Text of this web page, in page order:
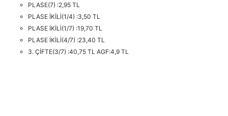
PLASE(7) :2,95 TL
PLASE İKİLİ(1/4) :3,50 TL
PLASE İKİLİ(1/7) :19,70 TL
PLASE İKİLİ(4/7) :23,40 TL
3. ÇİFTE(3/7) :40,75 TL AGF:4,9 TL